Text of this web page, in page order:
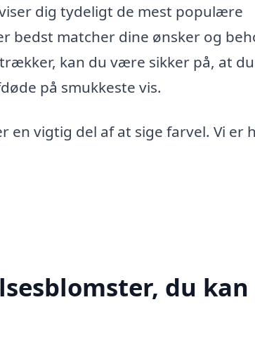
dig tydeligt de mest populære
bedst matcher dine ønsker og
kan du være sikker på, at du
på smukkeste vis.
vigtig del af at sige farvel. Vi er
du